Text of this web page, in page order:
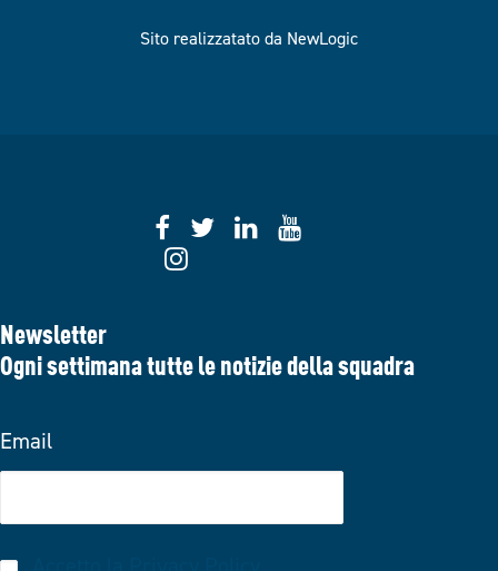
Sito realizzatato da NewLogic
Newsletter
Ogni settimana tutte le notizie della squadra
Email